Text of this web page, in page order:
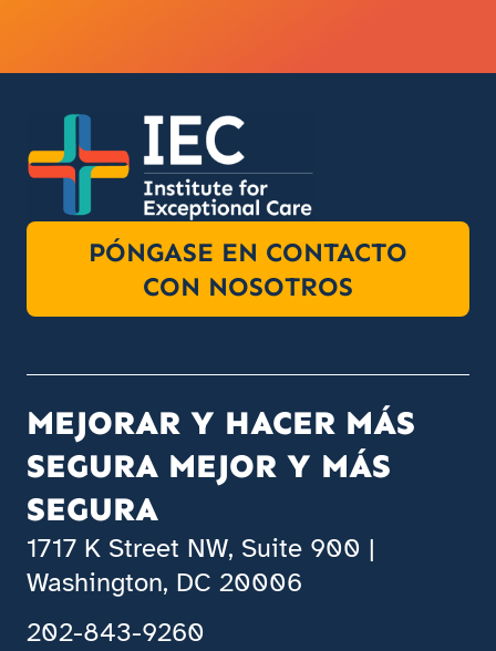
PÓNGASE EN CONTACTO
CON NOSOTROS
MEJORAR Y HACER MÁS
SEGURA MEJOR Y MÁS
SEGURA
1717 K Street NW, Suite 900 |
Washington, DC 20006
202-843-9260